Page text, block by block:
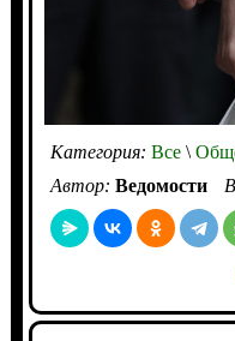
Категория: Все\
Автор: Ведомости